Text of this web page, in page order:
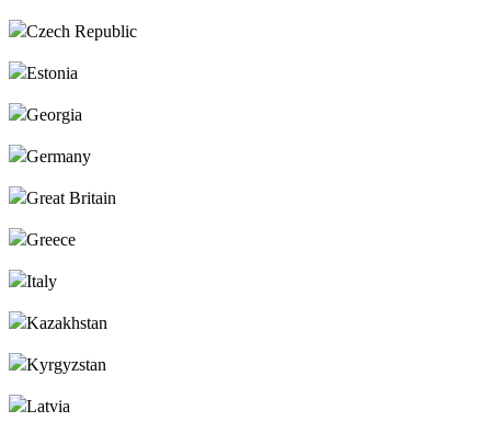
Czech Republic
Estonia
Georgia
Germany
Great Britain
Greece
Italy
Kazakhstan
Kyrgyzstan
Latvia